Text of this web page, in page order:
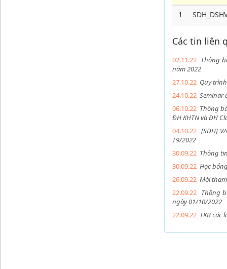
1
Các tin liên
02.11.22 Thông
năm 2022
27.10.22 Quy
24.10.22 Seminar
06.10.22 Thông
ĐH KHTN và ĐH
04.10.22 [SĐH]
T9/2022
30.09.22 Thông
30.09.22 Học
26.09.22 Mời
22.09.22 Thông
ngày 01/10/2022
22.09.22 TKB các